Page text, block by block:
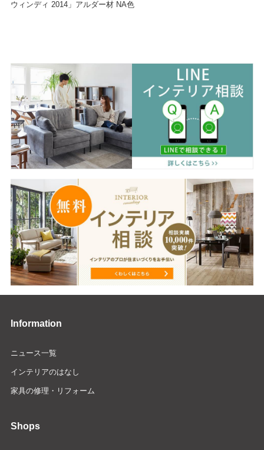
ウィンディ 2014」アルダー材 NA色
Information
ニュース一覧
インテリアのはなし
家具の修理・リフォーム
Shops